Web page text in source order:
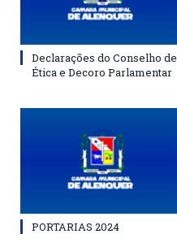
Declarações do Conselho de
Ética e Decoro Parlamentar
PORTARIAS 2024